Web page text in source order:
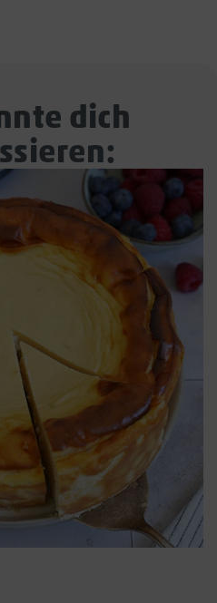
dich